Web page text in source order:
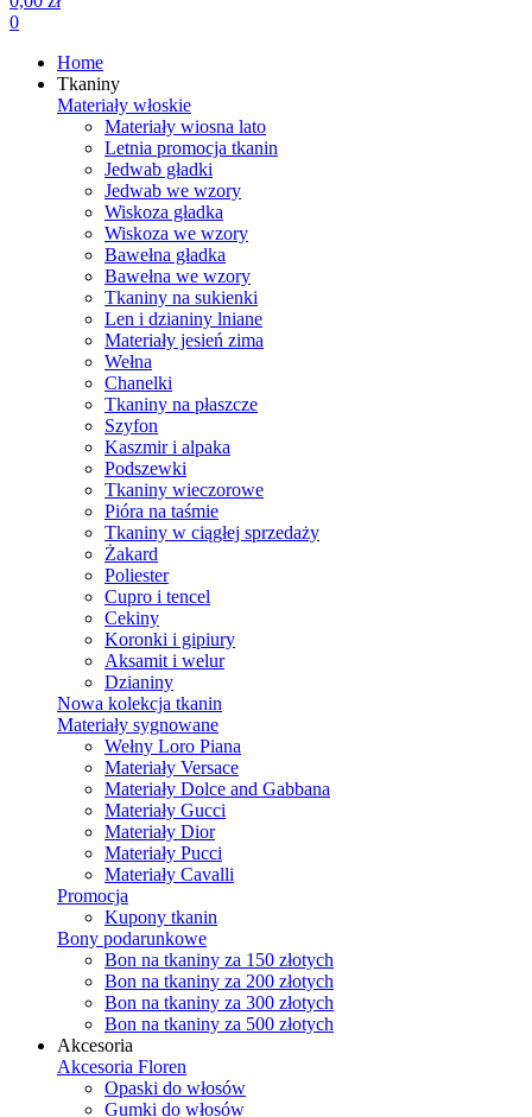
0
Home
Tkaniny
Materiały włoskie
Materiały wiosna lato
Letnia promocja tkanin
Jedwab gładki
Jedwab we wzory
Wiskoza gładka
Wiskoza we wzory
Bawełna gładka
Bawełna we wzory
Tkaniny na sukienki
Len i dzianiny lniane
Materiały jesień zima
Wełna
Chanelki
Tkaniny na płaszcze
Szyfon
Kaszmir i alpaka
Podszewki
Tkaniny wieczorowe
Pióra na taśmie
Tkaniny w ciągłej sprzedaży
Żakard
Poliester
Cupro i tencel
Cekiny
Koronki i gipiury
Aksamit i welur
Dzianiny
Nowa kolekcja tkanin
Materiały sygnowane
Wełny Loro Piana
Materiały Versace
Materiały Dolce and Gabbana
Materiały Gucci
Materiały Dior
Materiały Pucci
Materiały Cavalli
Promocja
Kupony tkanin
Bony podarunkowe
Bon na tkaniny za 150 złotych
Bon na tkaniny za 200 złotych
Bon na tkaniny za 300 złotych
Bon na tkaniny za 500 złotych
Akcesoria
Akcesoria Floren
Opaski do włosów
Gumki do włosów